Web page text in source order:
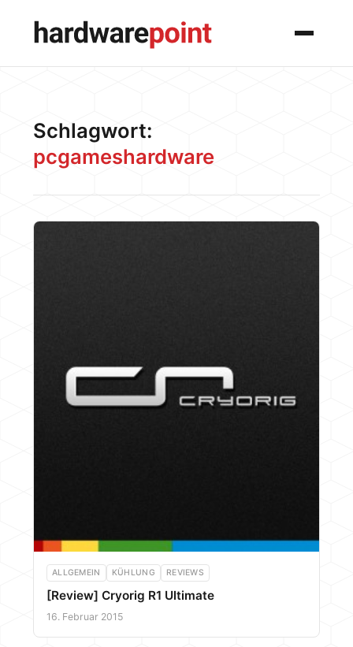
Menü
Schlagwort:
pcgameshardware
ALLGEMEIN KÜHLUNG REVIEWS
[Review] Cryorig R1 Ultimate
16. Februar 2015